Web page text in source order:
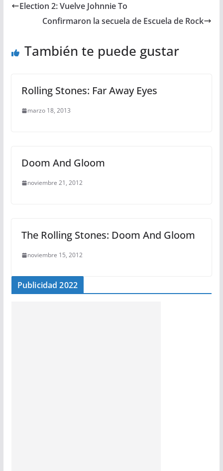
Election 2: Vuelve Johnnie To
Confirmaron la secuela de Escuela de Rock
También te puede gustar
Rolling Stones: Far Away Eyes
marzo 18, 2013
Doom And Gloom
noviembre 21, 2012
The Rolling Stones: Doom And Gloom
noviembre 15, 2012
Publicidad 2022